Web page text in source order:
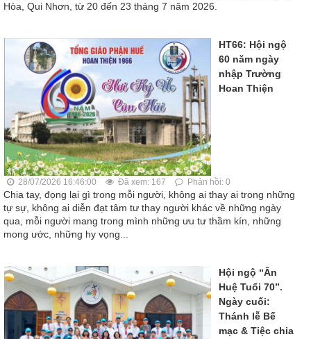
Hòa, Qui Nhơn, từ 20 đến 23 tháng 7 năm 2026.
HT66: Hội ngộ
60 năm ngày
nhập Trường
Hoan Thiện
28/07/2026 16:46:00 Đã xem: 167 Phản hồi: 0
Chia tay, đọng lại gì trong mỗi người, không ai thay ai trong những
tự sự, không ai diễn đạt tâm tư thay người khác về những ngày
qua, mỗi người mang trong mình những ưu tư thầm kín, những
mong ước, những hy vọng...
Hội ngộ “Ân
Huệ Tuổi 70”.
Ngày cuối:
Thánh lễ Bế
mạc & Tiệc chia